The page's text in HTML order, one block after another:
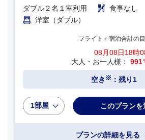
ダブル２名１室利用
食事なし
洋室（ダブル）
フライト＋宿泊合計の
08月08日18時
大人・お一人様： 991
空き ※ ：残り1
1部屋
プランの詳細を見る